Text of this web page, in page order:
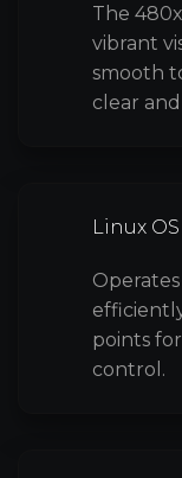
The
vibrant
smooth
clear
Linux OS
points
control.